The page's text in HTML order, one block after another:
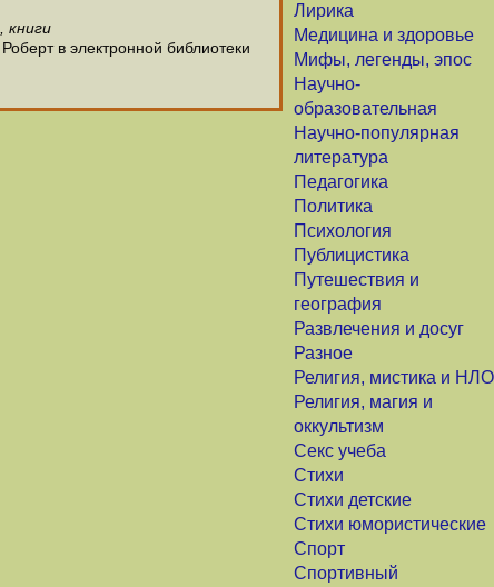
Лирика
Медицина и здоровье
Мифы, легенды, эпос
Научно-
образовательная
Научно-популярная
литература
Педагогика
Политика
Психология
Публицистика
Путешествия и
география
Развлечения и досуг
Разное
Религия, мистика и НЛО
Религия, магия и
оккультизм
Секс учеба
Стихи
Стихи детские
Стихи юмористические
Спорт
Спортивный
книги
в электронной библиотеки